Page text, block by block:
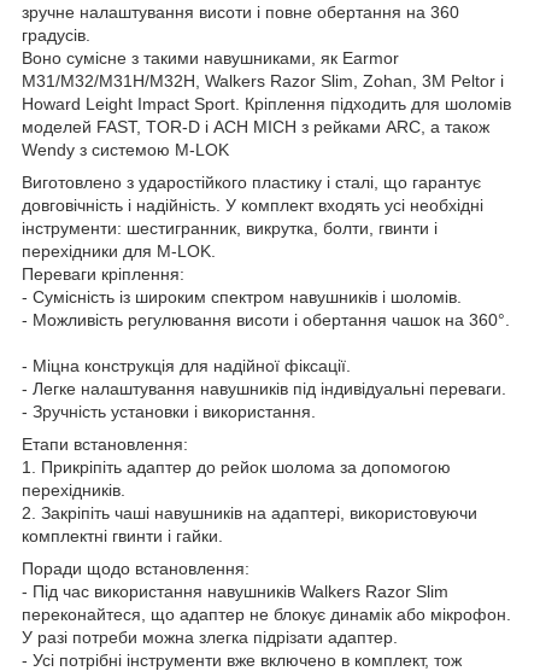
зручне налаштування висоти і повне обертання на 360
градусів.
Воно сумісне з такими навушниками, як Earmor
M31/M32/M31H/M32H, Walkers Razor Slim, Zohan, 3M Peltor і
Howard Leight Impact Sport. Кріплення підходить для шоломів
моделей FAST, TOR-D і ACH MICH з рейками ARC, а також
Wendy з системою M-LOK
Виготовлено з ударостійкого пластику і сталі, що гарантує
довговічність і надійність. У комплект входять усі необхідні
інструменти: шестигранник, викрутка, болти, гвинти і
перехідники для M-LOK.
Переваги кріплення:
- Сумісність із широким спектром навушників і шоломів.
- Можливість регулювання висоти і обертання чашок на 360°.
- Міцна конструкція для надійної фіксації.
- Легке налаштування навушників під індивідуальні переваги.
- Зручність установки і використання.
Етапи встановлення:
1. Прикріпіть адаптер до рейок шолома за допомогою
перехідників.
2. Закріпіть чаші навушників на адаптері, використовуючи
комплектні гвинти і гайки.
Поради щодо встановлення:
- Під час використання навушників Walkers Razor Slim
переконайтеся, що адаптер не блокує динамік або мікрофон.
У разі потреби можна злегка підрізати адаптер.
- Усі потрібні інструменти вже включено в комплект, тож